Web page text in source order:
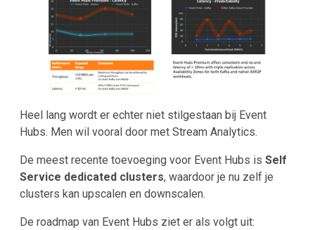
Heel lang wordt er echter niet stilgestaan bij Event
Hubs. Men wil vooral door met Stream Analytics.
De meest recente toevoeging voor Event Hubs is Self
Service dedicated clusters, waardoor je nu zelf je
clusters kan upscalen en downscalen.
De roadmap van Event Hubs ziet er als volgt uit: